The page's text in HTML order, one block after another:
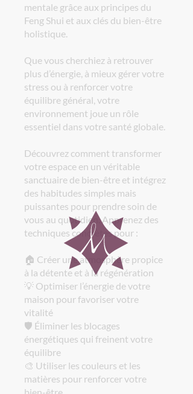
mentale grâce aux principes du
Feng Shui et aux clés du bien-être
holistique.
Que vous cherchiez à retrouver
plus d’énergie, à mieux gérer votre
stress ou à renforcer votre
équilibre général, votre
environnement joue un rôle
essentiel dans votre santé globale.
Découvrez comment transformer
votre espace en un véritable
sanctuaire de bien-être et intégrez
des habitudes simples mais
puissantes pour prendre soin de
vous au quotidien. Apprenez des
techniques concrètes pour :
🏠 Créer une atmosphère propice
à la détente et à la régénération
💡 Optimiser l’énergie de votre
maison pour favoriser votre
vitalité
🛡️ Éliminer les blocages
énergétiques qui freinent votre
équilibre
🎨 Utiliser les couleurs et les
matières pour renforcer votre